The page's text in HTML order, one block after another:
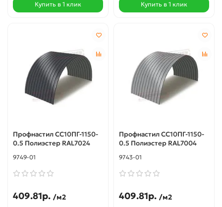
Купить в 1 клик Купить в 1 клик
Профнастил СС10ПГ-1150-
0.5 Полиэстер RAL7024
9749-01
409.81р. /м2
Профнастил СС10ПГ-1150-
0.5 Полиэстер RAL7004
9743-01
409.81р. /м2